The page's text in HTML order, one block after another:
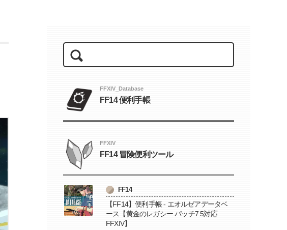
FFXIV_Database
FF14 便利手帳
FFXIV
FF14 冒険便利ツール
FF14
【FF14】便利手帳 - エオルゼアデータベ
ース【黄金のレガシー パッチ7.5対応
FFXIV】